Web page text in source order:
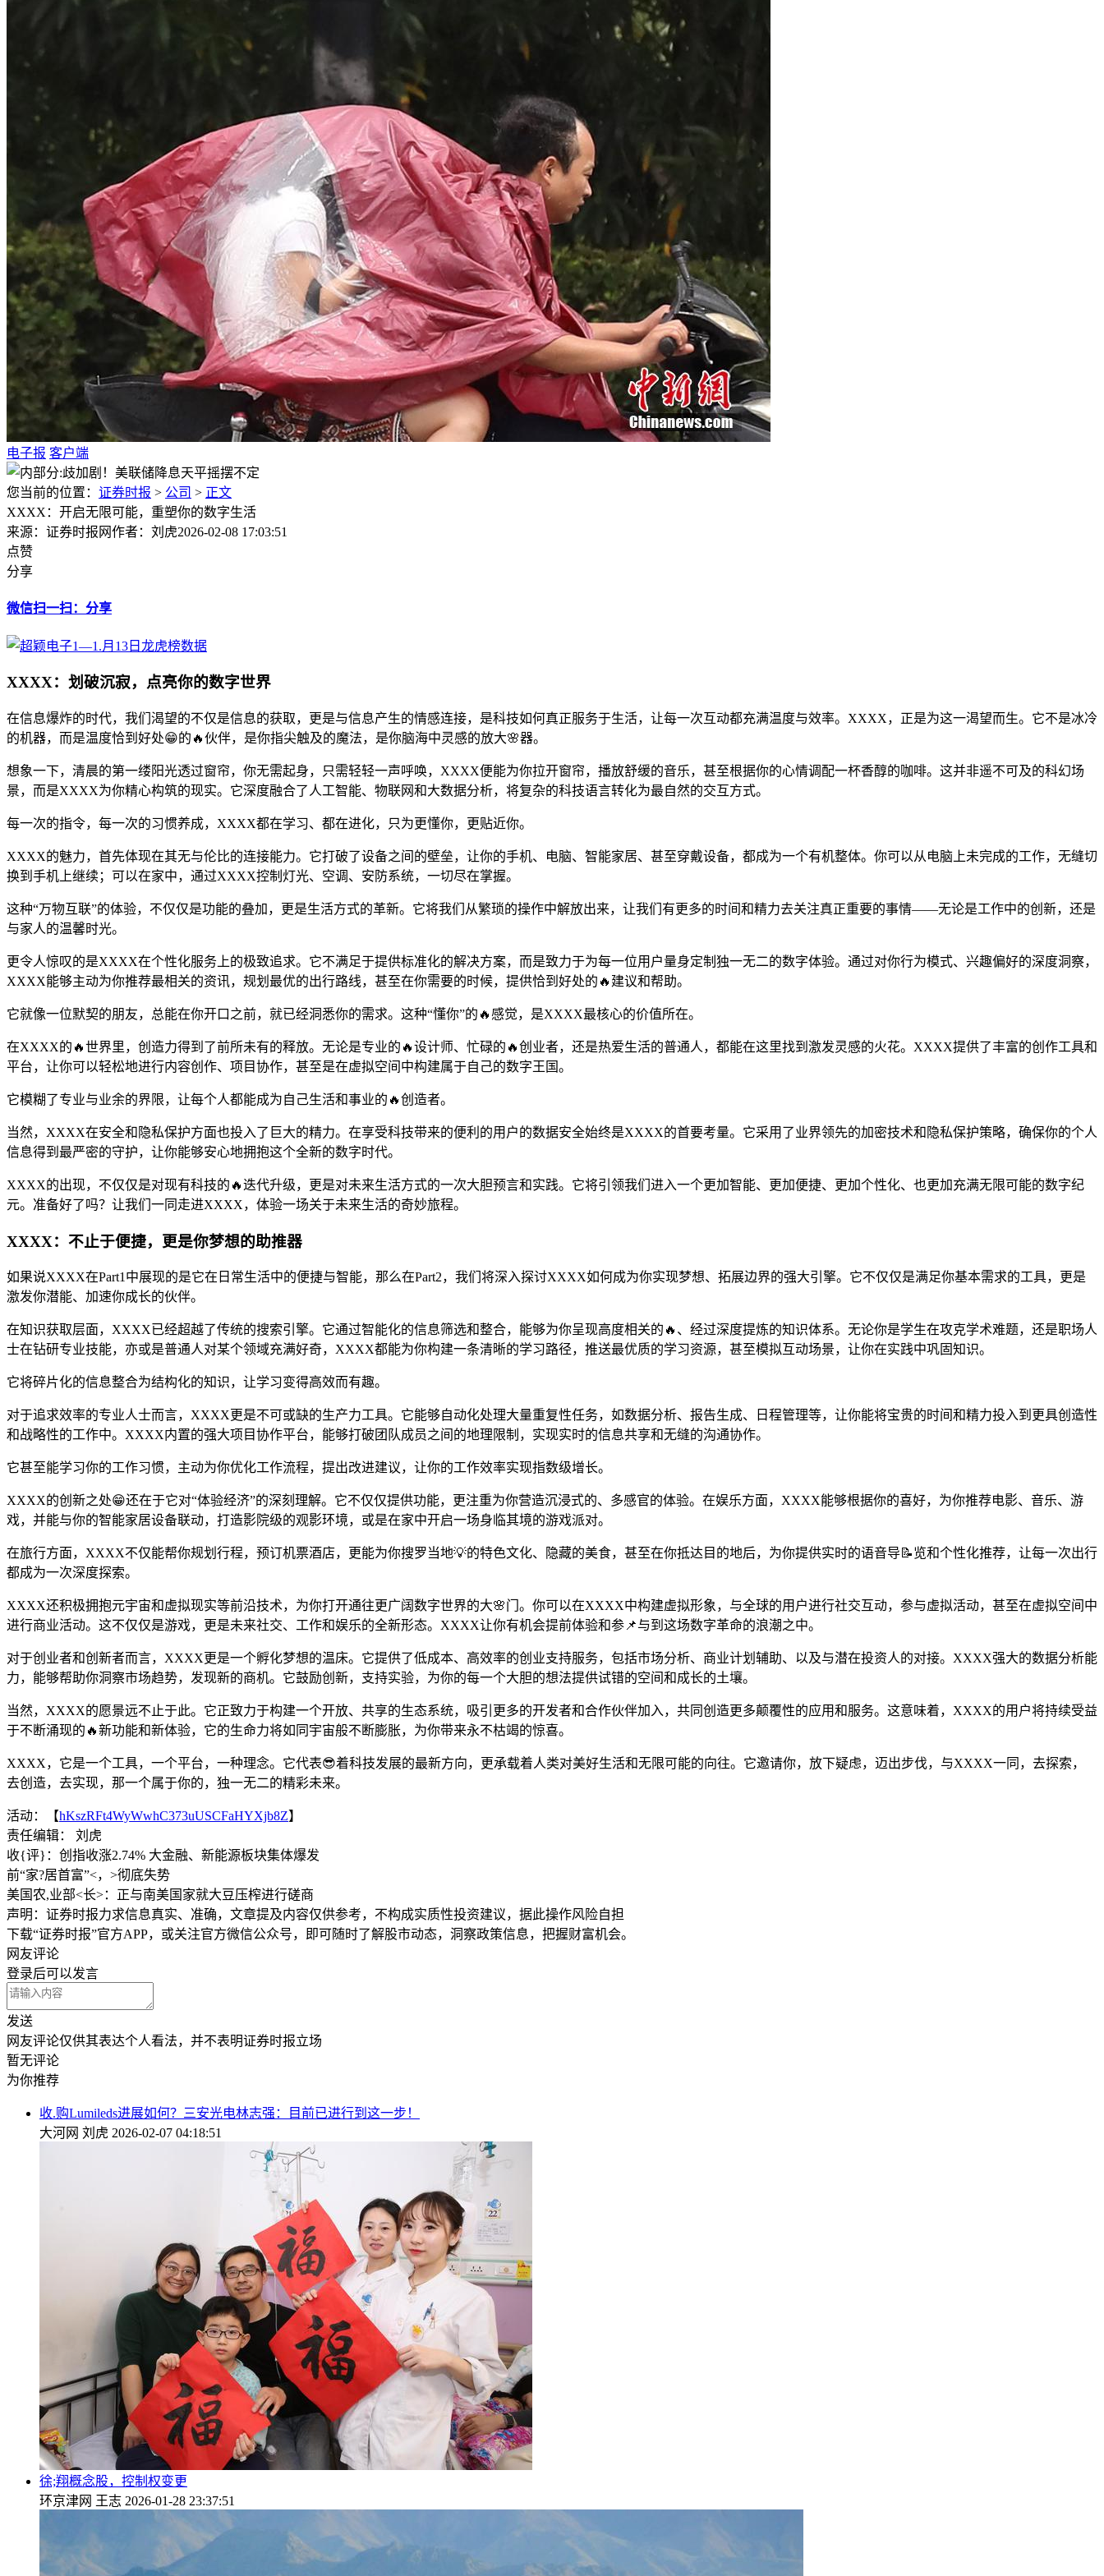
电子报 客户端
您当前的位置： 证券时报 > 公司 > 正文
XXXX：开启无限可能，重塑你的数字生活
来源：证券时报网作者：刘虎2026-02-08 17:03:51
点赞
分享
微信扫一扫：分享
XXXX：划破沉寂，点亮你的数字世界
在信息爆炸的时代，我们渴望的不仅是信息的获取，更是与信息产生的情感连接，是科技如何真正服务于生活，让每一次互动都充满温度与效率。XXXX，正是为这一渴望而生。它不是冰冷
的机器，而是温度恰到好处😁的🔥伙伴，是你指尖触及的魔法，是你脑海中灵感的放大🌸器。
想象一下，清晨的第一缕阳光透过窗帘，你无需起身，只需轻轻一声呼唤，XXXX便能为你拉开窗帘，播放舒缓的音乐，甚至根据你的心情调配一杯香醇的咖啡。这并非遥不可及的科幻场
景，而是XXXX为你精心构筑的现实。它深度融合了人工智能、物联网和大数据分析，将复杂的科技语言转化为最自然的交互方式。
每一次的指令，每一次的习惯养成，XXXX都在学习、都在进化，只为更懂你，更贴近你。
XXXX的魅力，首先体现在其无与伦比的连接能力。它打破了设备之间的壁垒，让你的手机、电脑、智能家居、甚至穿戴设备，都成为一个有机整体。你可以从电脑上未完成的工作，无缝切
换到手机上继续；可以在家中，通过XXXX控制灯光、空调、安防系统，一切尽在掌握。
这种“万物互联”的体验，不仅仅是功能的叠加，更是生活方式的革新。它将我们从繁琐的操作中解放出来，让我们有更多的时间和精力去关注真正重要的事情——无论是工作中的创新，还是
与家人的温馨时光。
更令人惊叹的是XXXX在个性化服务上的极致追求。它不满足于提供标准化的解决方案，而是致力于为每一位用户量身定制独一无二的数字体验。通过对你行为模式、兴趣偏好的深度洞察，
XXXX能够主动为你推荐最相关的资讯，规划最优的出行路线，甚至在你需要的时候，提供恰到好处的🔥建议和帮助。
它就像一位默契的朋友，总能在你开口之前，就已经洞悉你的需求。这种“懂你”的🔥感觉，是XXXX最核心的价值所在。
在XXXX的🔥世界里，创造力得到了前所未有的释放。无论是专业的🔥设计师、忙碌的🔥创业者，还是热爱生活的普通人，都能在这里找到激发灵感的火花。XXXX提供了丰富的创作工具和
平台，让你可以轻松地进行内容创作、项目协作，甚至是在虚拟空间中构建属于自己的数字王国。
它模糊了专业与业余的界限，让每个人都能成为自己生活和事业的🔥创造者。
当然，XXXX在安全和隐私保护方面也投入了巨大的精力。在享受科技带来的便利的用户的数据安全始终是XXXX的首要考量。它采用了业界领先的加密技术和隐私保护策略，确保你的个人
信息得到最严密的守护，让你能够安心地拥抱这个全新的数字时代。
XXXX的出现，不仅仅是对现有科技的🔥迭代升级，更是对未来生活方式的一次大胆预言和实践。它将引领我们进入一个更加智能、更加便捷、更加个性化、也更加充满无限可能的数字纪
元。准备好了吗？让我们一同走进XXXX，体验一场关于未来生活的奇妙旅程。
XXXX：不止于便捷，更是你梦想的助推器
如果说XXXX在Part1中展现的是它在日常生活中的便捷与智能，那么在Part2，我们将深入探讨XXXX如何成为你实现梦想、拓展边界的强大引擎。它不仅仅是满足你基本需求的工具，更是
激发你潜能、加速你成长的伙伴。
在知识获取层面，XXXX已经超越了传统的搜索引擎。它通过智能化的信息筛选和整合，能够为你呈现高度相关的🔥、经过深度提炼的知识体系。无论你是学生在攻克学术难题，还是职场人
士在钻研专业技能，亦或是普通人对某个领域充满好奇，XXXX都能为你构建一条清晰的学习路径，推送最优质的学习资源，甚至模拟互动场景，让你在实践中巩固知识。
它将碎片化的信息整合为结构化的知识，让学习变得高效而有趣。
对于追求效率的专业人士而言，XXXX更是不可或缺的生产力工具。它能够自动化处理大量重复性任务，如数据分析、报告生成、日程管理等，让你能将宝贵的时间和精力投入到更具创造性
和战略性的工作中。XXXX内置的强大项目协作平台，能够打破团队成员之间的地理限制，实现实时的信息共享和无缝的沟通协作。
它甚至能学习你的工作习惯，主动为你优化工作流程，提出改进建议，让你的工作效率实现指数级增长。
XXXX的创新之处😁还在于它对“体验经济”的深刻理解。它不仅仅提供功能，更注重为你营造沉浸式的、多感官的体验。在娱乐方面，XXXX能够根据你的喜好，为你推荐电影、音乐、游
戏，并能与你的智能家居设备联动，打造影院级的观影环境，或是在家中开启一场身临其境的游戏派对。
在旅行方面，XXXX不仅能帮你规划行程，预订机票酒店，更能为你搜罗当地💡的特色文化、隐藏的美食，甚至在你抵达目的地后，为你提供实时的语音导📝览和个性化推荐，让每一次出行
都成为一次深度探索。
XXXX还积极拥抱元宇宙和虚拟现实等前沿技术，为你打开通往更广阔数字世界的大🌸门。你可以在XXXX中构建虚拟形象，与全球的用户进行社交互动，参与虚拟活动，甚至在虚拟空间中
进行商业活动。这不仅仅是游戏，更是未来社交、工作和娱乐的全新形态。XXXX让你有机会提前体验和参📌与到这场数字革命的浪潮之中。
对于创业者和创新者而言，XXXX更是一个孵化梦想的温床。它提供了低成本、高效率的创业支持服务，包括市场分析、商业计划辅助、以及与潜在投资人的对接。XXXX强大的数据分析能
力，能够帮助你洞察市场趋势，发现新的商机。它鼓励创新，支持实验，为你的每一个大胆的想法提供试错的空间和成长的土壤。
当然，XXXX的愿景远不止于此。它正致力于构建一个开放、共享的生态系统，吸引更多的开发者和合作伙伴加入，共同创造更多颠覆性的应用和服务。这意味着，XXXX的用户将持续受益
于不断涌现的🔥新功能和新体验，它的生命力将如同宇宙般不断膨胀，为你带来永不枯竭的惊喜。
XXXX，它是一个工具，一个平台，一种理念。它代表😎着科技发展的最新方向，更承载着人类对美好生活和无限可能的向往。它邀请你，放下疑虑，迈出步伐，与XXXX一同，去探索，
去创造，去实现，那一个属于你的，独一无二的精彩未来。
活动：【hKszRFt4WyWwhC373uUSCFaHYXjb8Z】
责任编辑： 刘虎
收{评}：创指收涨2.74% 大金融、新能源板块集体爆发
前“家?居首富”<，>彻底失势
美国农,业部<长>：正与南美国家就大豆压榨进行磋商
声明：证券时报力求信息真实、准确，文章提及内容仅供参考，不构成实质性投资建议，据此操作风险自担
下载“证券时报”官方APP，或关注官方微信公众号，即可随时了解股市动态，洞察政策信息，把握财富机会。
网友评论
登录后可以发言
发送
网友评论仅供其表达个人看法，并不表明证券时报立场
暂无评论
为你推荐
收.购Lumileds进展如何？三安光电林志强：目前已进行到这一步！
大河网 刘虎 2026-02-07 04:18:51
徐;翔概念股，控制权变更
环京津网 王志 2026-01-28 23:37:51